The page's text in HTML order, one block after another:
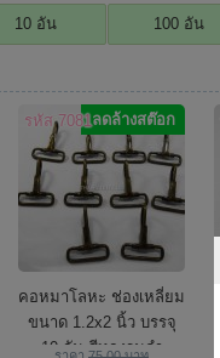
10 อัน 100 อัน
ลดล้างสต๊อก
รหัส 7081
คอหมาโลหะ ช่องเหลี่ยม
ขนาด 1.2x2 นิ้ว บรรจุ
10 อัน สีทองรมดำ